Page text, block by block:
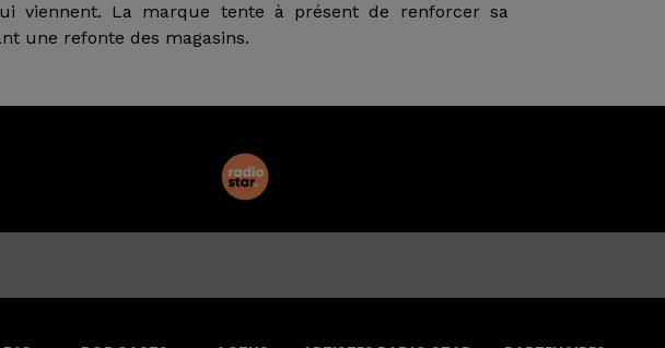
viennent. La marque tente à présent de renforcer sa
une refonte des magasins.